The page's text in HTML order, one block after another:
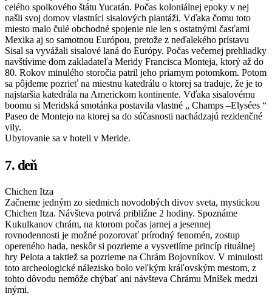
celého spolkového štátu Yucatán. Počas koloniálnej epoky v nej
našli svoj domov vlastníci sisalových plantáži. Vďaka čomu toto
miesto malo čulé obchodné spojenie nie len s ostatnými časťami
Mexika aj so samotnou Európou, pretože z neďalekého prístavu
Sisal sa vyvážali sisalové laná do Európy. Počas večernej prehliadky
navštívime dom zakladateľa Meridy Francisca Monteja, ktorý až do
80. Rokov minulého storočia patril jeho priamym potomkom. Potom
sa pôjdeme pozrieť na miestnu katedrálu o ktorej sa traduje, že je to
najstaršia katedrála na Americkom kontinente. Vďaka sisalovému
boomu si Meridská smotánka postavila vlastné „ Champs –Elysées “
Paseo de Montejo na ktorej sa do súčasnosti nachádzajú rezidenčné
vily.
Ubytovanie sa v hoteli v Meride.
7. deň
Chichen Itza
Začneme jedným zo siedmich novodobých divov sveta, mystickou
Chichen Itza. Návšteva potrvá približne 2 hodiny. Spoznáme
Kukulkanov chrám, na ktorom počas jarnej a jesennej
rovnodennosti je možné pozorovať prírodný fenomén, zostup
opereného hada, neskôr si pozrieme a vysvetlíme princíp rituálnej
hry Pelota a taktiež sa pozrieme na Chrám Bojovníkov. V minulosti
toto archeologické nálezisko bolo veľkým kráľovským mestom, z
tohto dôvodu nemôže chýbať ani návšteva Chrámu Mníšek medzi
inými.